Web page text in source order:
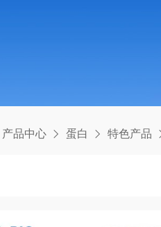
产品中心 蛋白 特色产品